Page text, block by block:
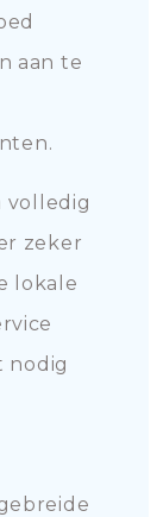
aan te
volledig
zeker
lokale
nodig